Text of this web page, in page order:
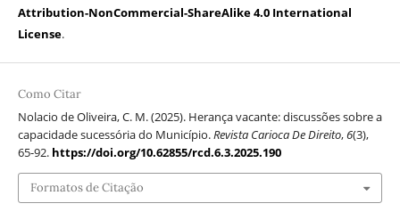
Attribution-NonCommercial-ShareAlike 4.0 International
License.
Como Citar
Nolacio de Oliveira, C. M. (2025). Herança vacante: discussões sobre a
capacidade sucessória do Município.Revista Carioca De Direito,6(3),
65-92. https://doi.org/10.62855/rcd.6.3.2025.190
Formatos de Citação